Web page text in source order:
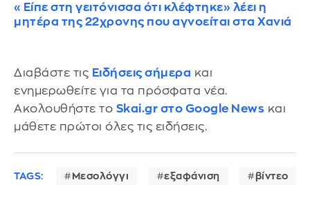
«Είπε στη γειτόνισσα ότι κλέφτηκε» λέει η
μητέρα της 22χρονης που αγνοείται στα Χανιά
Διαβάστε τις Ειδήσεις σήμερα και
ενημερωθείτε για τα πρόσφατα νέα.
Ακολουθήστε το Skai.gr στο Google News και
μάθετε πρώτοι όλες τις ειδήσεις.
TAGS: Μεσολόγγι εξαφάνιση βίντεο